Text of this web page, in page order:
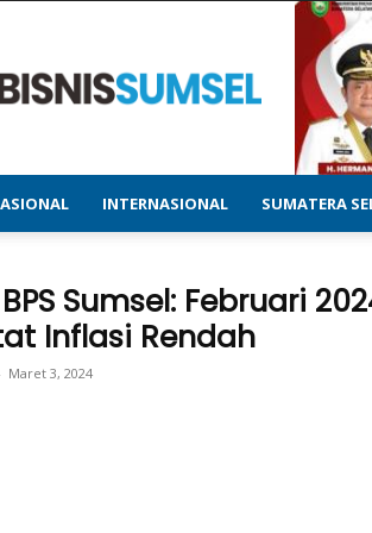
–
Menyajikan
&
Terupdate
INTERNASIONAL SUMATERA
Sumsel: Februari
Inflasi Rendah
Maret 3, 2024